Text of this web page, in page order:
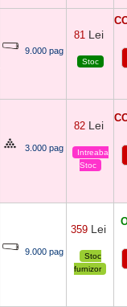
9.000 pag
81 Lei
Stoc
3.000 pag
82 Lei
Intreaba
Stoc
9.000 pag
359 Lei
Stoc
furnizor